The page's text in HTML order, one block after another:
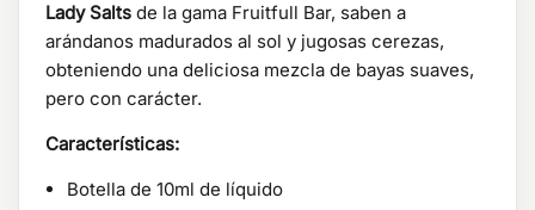
Lady Salts de la gama Fruitfull Bar, saben a
arándanos madurados al sol y jugosas cerezas,
obteniendo una deliciosa mezcla de bayas suaves,
pero con carácter.
Características:
Botella de 10ml de líquido